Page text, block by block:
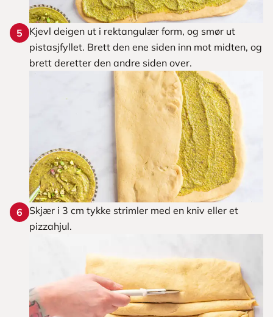
5
Kjevl deigen ut i rektangulær form, og smør ut
pistasjfyllet. Brett den ene siden inn mot midten, og
brett deretter den andre siden over.
6
Skjær i 3 cm tykke strimler med en kniv eller et
pizzahjul.